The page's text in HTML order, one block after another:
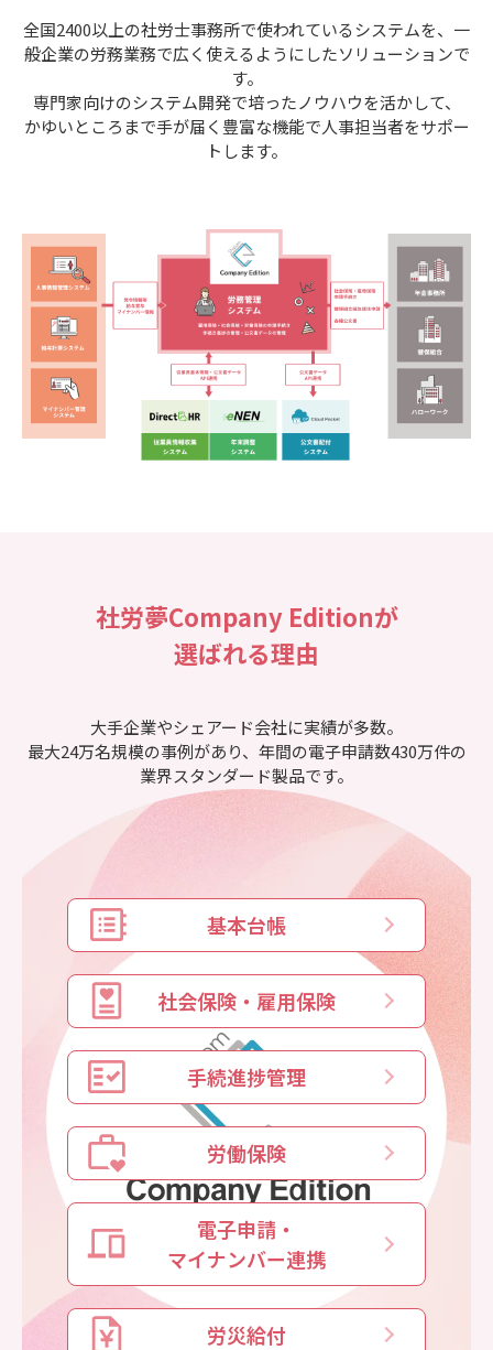
全国2400以上の社労士事務所で使われているシステムを、一
般企業の労務業務で広く使えるようにしたソリューションで
す。
専門家向けのシステム開発で培ったノウハウを活かして、
かゆいところまで手が届く豊富な機能で人事担当者をサポー
トします。
社労夢Company Editionが
選ばれる理由
大手企業やシェアード会社に実績が多数。
最大24万名規模の事例があり、年間の電子申請数430万件の
業界スタンダード製品です。
基本台帳
社会保険・雇用保険
手続進捗管理
労働保険
電子申請・
マイナンバー連携
労災給付